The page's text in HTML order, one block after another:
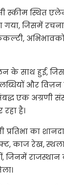
स्कीम स्थित
गया, जिसमें
अभिभावकों
के साथ हुई,
और
एक अग्रणी
रहा है।
का
काज रेख,
जिनमें